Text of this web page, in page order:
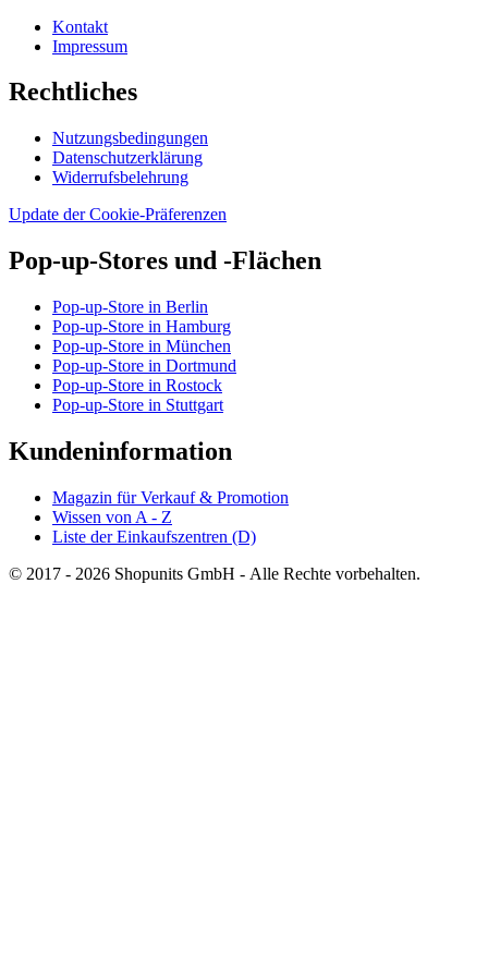
Kontakt
Impressum
Rechtliches
Nutzungsbedingungen
Datenschutzerklärung
Widerrufsbelehrung
Update der Cookie-Präferenzen
Pop-up-Stores und -Flächen
Pop-up-Store in Berlin
Pop-up-Store in Hamburg
Pop-up-Store in München
Pop-up-Store in Dortmund
Pop-up-Store in Rostock
Pop-up-Store in Stuttgart
Kundeninformation
Magazin für Verkauf & Promotion
Wissen von A - Z
Liste der Einkaufszentren (D)
© 2017 - 2026 Shopunits GmbH - Alle Rechte vorbehalten.